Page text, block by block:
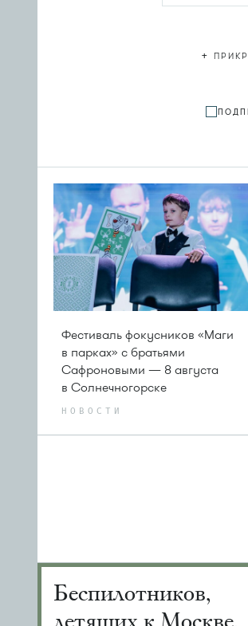
+
Фестиваль фокусников «Маги
в парках» с братьями
Сафроновыми — 8 августа
в Солнечногорске
НОВОСТИ
Беспилотников,
летящих к Москве,